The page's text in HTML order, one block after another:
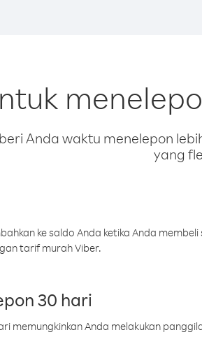
Anda waktu menelepon
yang
ke saldo Anda ketika Anda
tarif murah Viber.
30 hari
memungkinkan Anda melakukan